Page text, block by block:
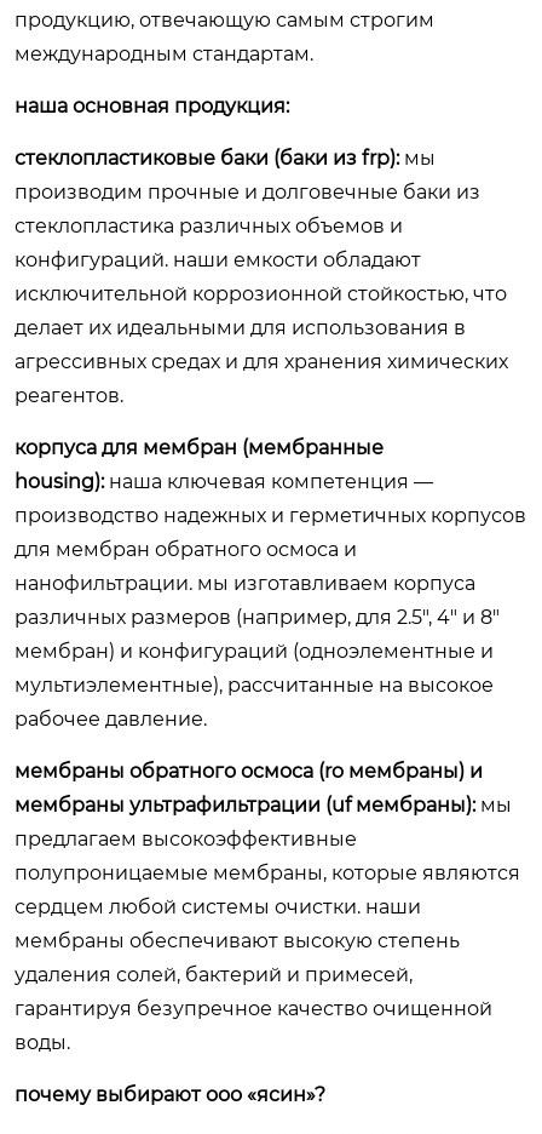
продукцию, отвечающую самым строгим
международным стандартам.
наша основная продукция:
стеклопластиковые баки (баки из frp):мы
производим прочные и долговечные баки из
стеклопластика различных объемов и
конфигураций. наши емкости обладают
исключительной коррозионной стойкостью, что
делает их идеальными для использования в
агрессивных средах и для хранения химических
реагентов.
корпуса для мембран (мембранные
housing):наша ключевая компетенция —
производство надежных и герметичных корпусов
для мембран обратного осмоса и
нанофильтрации. мы изготавливаем корпуса
различных размеров (например, для 2.5″, 4″ и 8″
мембран) и конфигураций (одноэлементные и
мультиэлементные), рассчитанные на высокое
рабочее давление.
мембраны обратного осмоса (ro мембраны) и
мембраны ультрафильтрации (uf мембраны):мы
предлагаем высокоэффективные
полупроницаемые мембраны, которые являются
сердцем любой системы очистки. наши
мембраны обеспечивают высокую степень
удаления солей, бактерий и примесей,
гарантируя безупречное качество очищенной
воды.
почему выбирают ооо «ясин»?